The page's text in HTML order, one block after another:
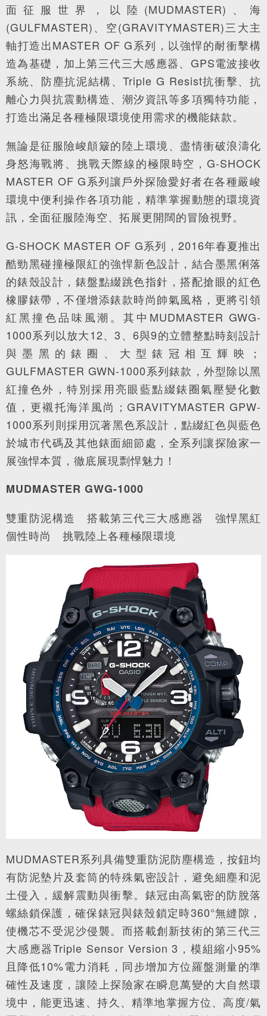
面征服世界，以陸(MUDMASTER)、海
(GULFMASTER)、空(GRAVITYMASTER)三大主
軸打造出MASTER OF G系列，以強悍的耐衝擊構
造為基礎，加上第三代三大感應器、GPS電波接收
系統、防塵抗泥結構、Triple G Resist抗衝擊、抗
離心力與抗震動構造、潮汐資訊等多項獨特功能，
打造出滿足各種極限環境使用需求的機能錶款。
無論是征服險峻顛簸的陸上環境、盡情衝破浪濤化
身怒海戰將、挑戰天際線的極限時空，G-SHOCK
MASTER OF G系列讓戶外探險愛好者在各種嚴峻
環境中便利操作各項功能，精準掌握動態的環境資
訊，全面征服陸海空、拓展更開闊的冒險視野。
G-SHOCK MASTER OF G系列，2016年春夏推出
酷勁黑碰撞極限紅的強悍新色設計，結合墨黑俐落
的錶殼設計，錶盤點綴跳色指針，搭配搶眼的紅色
橡膠錶帶，不僅增添錶款時尚帥氣風格，更將引領
紅黑撞色品味風潮。其中MUDMASTER GWG-
1000系列以放大12、3、6與9的立體整點時刻設計
與墨黑的錶圈、大型錶冠相互輝映；
GULFMASTER GWN-1000系列錶款，外型除以黑
紅撞色外，特別採用亮眼藍點綴錶圈氣壓變化數
值，更襯托海洋風尚；GRAVITYMASTER GPW-
1000系列則採用沉著黑色系設計，點綴紅色與藍色
於城市代碼及其他錶面細節處，全系列讓探險家一
展強悍本質，徹底展現剽悍魅力！
MUDMASTER GWG-1000
雙重防泥構造 搭載第三代三大感應器 強悍黑紅
個性時尚 挑戰陸上各種極限環境
MUDMASTER系列具備雙重防泥防塵構造，按鈕均
有防泥墊片及套筒的特殊氣密設計，避免細塵和泥
土侵入，緩解震動與衝擊。錶冠由高氣密的防脫落
螺絲鎖保護，確保錶冠與錶殼鎖定時360°無縫隙，
使機芯不受泥沙侵襲。而搭載創新技術的第三代三
大感應器Triple Sensor Version 3，模組縮小95%
且降低10%電力消耗，同步增加方位羅盤測量的準
確性及速度，讓陸上探險家在瞬息萬變的大自然環
境中，能更迅速、持久、精準地掌握方位、高度/氣